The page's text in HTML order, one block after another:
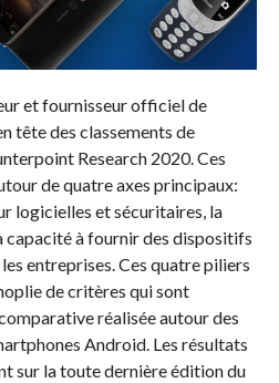
et fournisseur officiel de
tête des classements de
Research 2020. Ces
de quatre axes principaux:
logicielles et sécuritaires, la
à fournir des dispositifs
entreprises. Ces quatre piliers
de critères qui sont
réalisée autour des
Android. Les résultats
sur la toute dernière édition du